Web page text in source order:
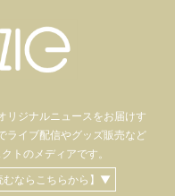
リジナルニュースをお届けす
ライブ配信やグッズ販売など
トのメディアです。
むならこちらから】▼